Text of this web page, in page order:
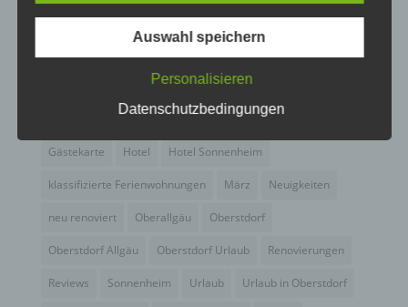
Busfahren Buslinien Busticket DTV Ferienhotel
Fewos Frühstück
Gästebewertungen Gästeinfo Gästeinformation
Gästekarte Hotel Hotel Sonnenheim
klassifizierte Ferienwohnungen März Neuigkeiten
neu renoviert Oberallgäu Oberstdorf
Oberstdorf Allgäu Oberstdorf Urlaub Renovierungen
Reviews Sonnenheim Urlaub Urlaub in Oberstdorf
C) VERARBEITUNG
automatisierter Verfahren ausgeführte Vorgang
Zusammenhang mit personenbezogenen Daten
wie das Erheben, das Erfassen, die Organisation,
Veränderung, das Auslesen, das Abfragen, die
Verbreitung oder eine andere Form der
die Einschränkung, das Löschen oder die
Auswahl speichern
Personalisieren
Datenschutzbedingungen